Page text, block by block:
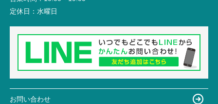
定休日： 水曜日
お問い合わせ